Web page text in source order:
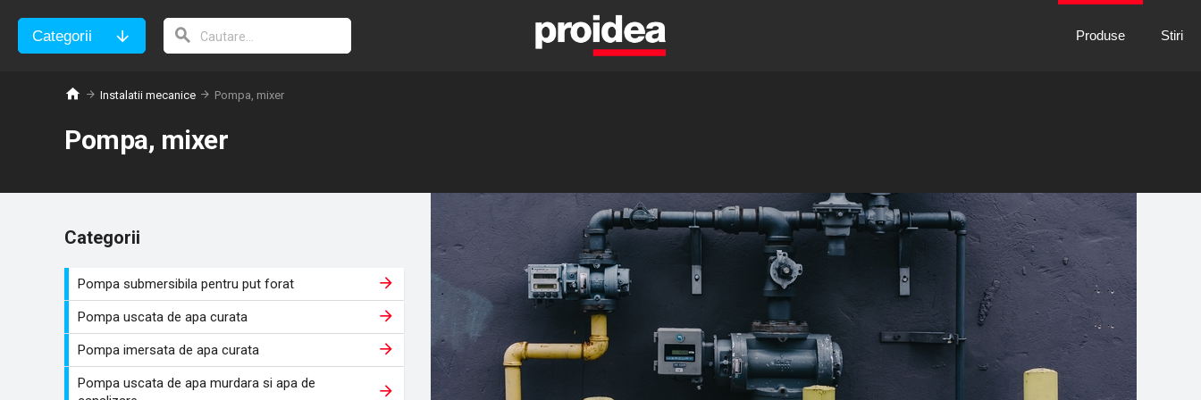
Categorii Produse Stiri
Instalatii mecanice Pompa, mixer
Pompa, mixer
Categorii
Pompa submersibila pentru put forat
Pompa uscata de apa curata
Pompa imersata de apa curata
Pompa uscata de apa murdara si apa de